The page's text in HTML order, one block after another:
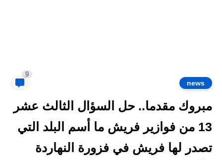
news
9
مبروك مقدما.. حل السؤال الثالث عشر
13 من فوازير فريش ما أسم البلد التي
تصدر لها فريش في فزورة النهاردة